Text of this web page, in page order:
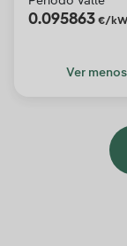
0.095863 €/
Ver